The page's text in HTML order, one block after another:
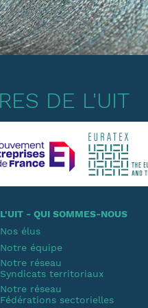
DE L'UIT
L'UIT - QUI SOMMES-NOUS
Nos élus
Notre équipe
Notre réseau
Syndicats territoriaux
Notre réseau
Fédérations sectorielles